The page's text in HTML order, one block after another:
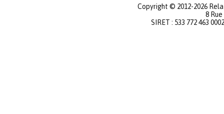
Copyright © 2012-2026
8
SIRET : 533 772 463